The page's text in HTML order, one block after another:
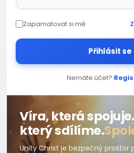
Zapamatovat si mě
Přihlásit se
Nemáte účet?
Víra, která spojuje.
který sdílíme.
Unity Christ je bezpečný prostor